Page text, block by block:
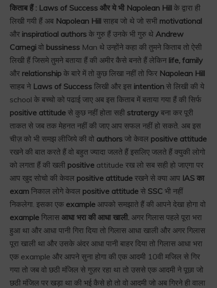
किताब हैं : Laws of Success और ये भी Napolean Hill के द्वारा ही
लिखी गयी हैं अब Napolean Hill साहब जो थे जो सभी motivational
और inspiratioal authors के गुरु हैं उनके भी गुरु थे Andrew
Carnegi वो bussiness Man थे उन्होंने कहा की तुमने किताब तो ऐसी
लिखी हैं जिसमे तुमने बताया हैं की अमीर कैसे बनते हैं लेकिन life, family
और relationship के बारे में तो कुछ लिखा नहीं तो फिर Napolean Hill
साहब ने Laws of Success लिखी और इस intention से लिखी की ये
school के बच्चो को पढाई जाए अब इस किताब में बताया गया हैं की सिर्फ
positive attitude से कुछ नहीं होता सही stratergy बना कर पूरी
ताकत से जब तक मेहनत नहीं की जाए आप सफल नहीं हो सकते. अब इस
चीज़ को भी समझ लीजिये की वो authors जो केवल positive attitude
रखने की बात करते हैं वो बहुत ज्यादा जलते हैं इसलिए जलते हैं क्युकी लोगो
को लगता हैं की खली positive attitude रख लो सब सही हो जाएगा पर
आप खुद सोचो की केवल positive attitude रखने से क्या आप IAS का
exam निकाल लोगे केवल positive attitude से SSC भी नहीं
निकलेगा. इसका एक example आपको समझाते हैं की आपने देखा होगा वो
example गिलास आधा भरा की आधा खाली. अगर गिलास पहले पूरा भरा
हुआ था और आधा पानी गिरा दिया तो गिलास आधा खाली और अगर गिलास
पूरा खाली था और उसके अंदर आधा पानी बाहर दिया तो गिलास आधा भरा
एक example और आपने सुना होगा की एक आदमी 10वी मजिल से गिर
गया तो जब वो छठी मंजिल से गुज़र रहा था तो उससे एक आदमी ने पूछा जो
छठी मंजिल पर खड़ा था की भई कैसे हो तो वो आदमी जो अब गिरने ही वाला